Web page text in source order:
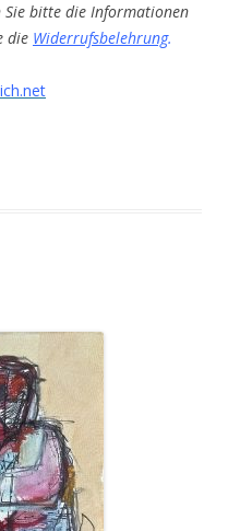
Sie bitte die Informationen
die Widerrufsbelehrung.